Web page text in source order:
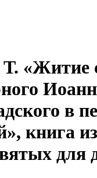
«Житие
в
книга
для